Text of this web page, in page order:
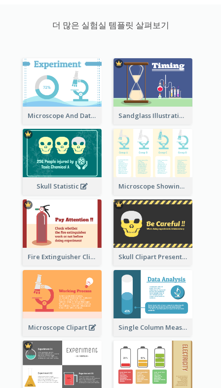
더 많은 실험실 템플릿 살펴보기
Microscope And Data Clipart Sandglass Illustration
Skull Statistic Microscope Showing Comparison
Fire Extinguisher Clipart Skull Clipart Presenting Dangerous
Microscope Clipart Single Column Measurement